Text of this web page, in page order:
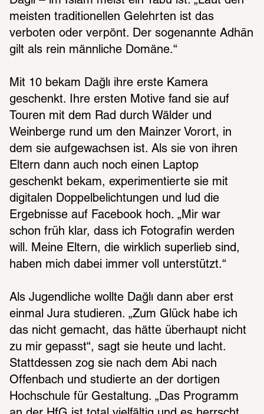
meisten traditionellen Gelehrten ist das
verboten oder verpönt. Der sogenannte Adhān
gilt als rein männliche Domäne.“
Mit 10 bekam Dağlı ihre erste Kamera
geschenkt. Ihre ersten Motive fand sie auf
Touren mit dem Rad durch Wälder und
Weinberge rund um den Mainzer Vorort, in
dem sie aufgewachsen ist. Als sie von ihren
Eltern dann auch noch einen Laptop
geschenkt bekam, experimentierte sie mit
digitalen Doppelbelichtungen und lud die
Ergebnisse auf Facebook hoch. „Mir war
schon früh klar, dass ich Fotografin werden
will. Meine Eltern, die wirklich superlieb sind,
haben mich dabei immer voll unterstützt.“
Als Jugendliche wollte Dağlı dann aber erst
einmal Jura studieren. „Zum Glück habe ich
das nicht gemacht, das hätte überhaupt nicht
zu mir gepasst“, sagt sie heute und lacht.
Stattdessen zog sie nach dem Abi nach
Offenbach und studierte an der dortigen
Hochschule für Gestaltung. „Das Programm